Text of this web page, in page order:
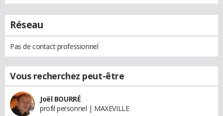
Réseau
Pas de contact professionnel
Vous recherchez peut-être
Joël BOURRÉ
profil personnel | MAXEVILLE